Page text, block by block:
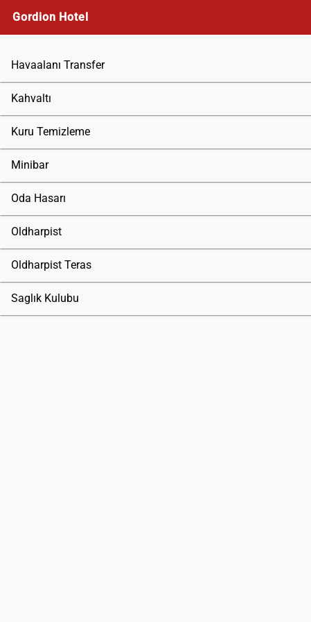
Gordion Hotel
Havaalanı Transfer
Kahvaltı
Kuru Temizleme
Minibar
Oda Hasarı
Oldharpist
Oldharpist Teras
Saglık Kulubu